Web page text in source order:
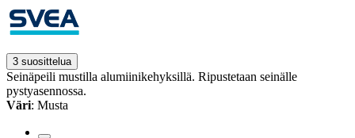
3 suosittelua
Seinäpeili mustilla alumiinikehyksillä. Ripustetaan seinälle
pystyasennossa.
Väri: Musta